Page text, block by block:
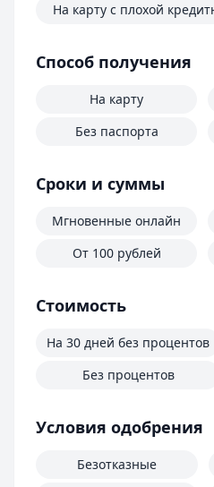
На карту с плохой
Способ получения
На карту
Без паспорта
Сроки и суммы
Мгновенные онлайн
От 100 рублей
Стоимость
На 30 дней без процентов
Без процентов
Условия одобрения
Безотказные